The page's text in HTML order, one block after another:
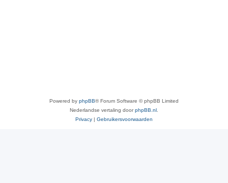
Powered by phpBB® Forum Software © phpBB Limited
Nederlandse vertaling doorphpBB.nl
Privacy | Gebruikersvoorwaarden